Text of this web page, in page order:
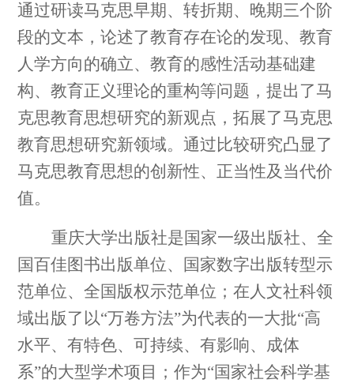
通过研读马克思早期、转折期、晚期三个阶
段的文本，论述了教育存在论的发现、教育
人学方向的确立、教育的感性活动基础建
构、教育正义理论的重构等问题，提出了马
克思教育思想研究的新观点，拓展了马克思
教育思想研究新领域。通过比较研究凸显了
马克思教育思想的创新性、正当性及当代价
值。
重庆大学出版社是国家一级出版社、全
国百佳图书出版单位、国家数字出版转型示
范单位、全国版权示范单位 ；在人文社科领
域出版了以“万卷方法”为代表的一大批“高
水平、有特色、可持续、有影响、 成体
系”的大型学术项目；作为“国家社会科学基